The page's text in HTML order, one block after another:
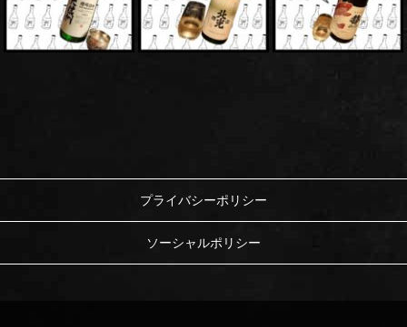
プライバシーポリシー
ソーシャルポリシー